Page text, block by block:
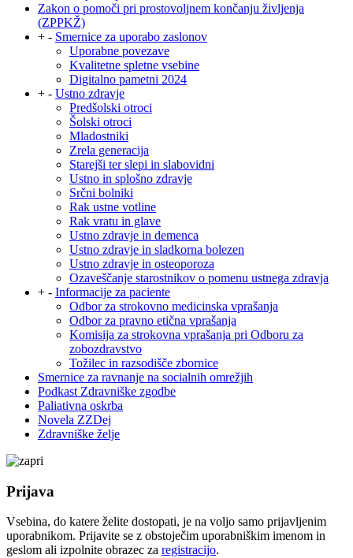
Zakon o pomoči pri prostovoljnem končanju življenja
(ZPPKŽ)
+ - Smernice za uporabo zaslonov
Uporabne povezave
Kvalitetne spletne vsebine
Digitalno pametni 2024
+ - Ustno zdravje
Predšolski otroci
Šolski otroci
Mladostniki
Zrela generacija
Starejši ter slepi in slabovidni
Ustno in splošno zdravje
Srčni bolniki
Rak ustne votline
Rak vratu in glave
Ustno zdravje in demenca
Ustno zdravje in sladkorna bolezen
Ustno zdravje in osteoporoza
Ozaveščanje starostnikov o pomenu ustnega zdravja
+ - Informacije za paciente
Odbor za strokovno medicinska vprašanja
Odbor za pravno etična vprašanja
Komisija za strokovna vprašanja pri Odboru za
zobozdravstvo
Tožilec in razsodišče zbornice
Smernice za ravnanje na socialnih omrežjih
Podkast Zdravniške zgodbe
Paliativna oskrba
Novela ZZDej
Zdravniške želje
Prijava
Vsebina, do katere želite dostopati, je na voljo samo prijavljenim
uporabnikom. Prijavite se z obstoječim uporabniškim imenom in
geslom ali izpolnite obrazec za registracijo.